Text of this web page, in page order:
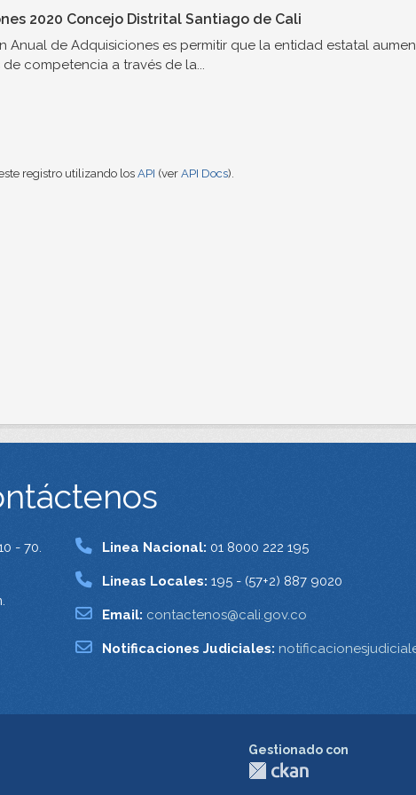
2020 Concejo Distrital Santiago de Cali
Anual de Adquisiciones es permitir que la entidad estatal
competencia a través de la...
registro utilizando losAPI (ver API Docs).
- 70.
Linea Nacional: 01 8000 222 195
Lineas Locales: 195 - (57+2) 887 9020
Email: contactenos@cali.gov.co
Notificaciones Judiciales:
Gestionado con